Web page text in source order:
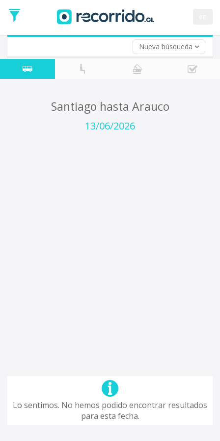
Nueva búsqueda
de
Ida
Vuelta (opcional)
Fecha
de
Santiago hasta Arauco
13/06/2026
Lo sentimos. No hemos podido encontrar resultados
para esta fecha.